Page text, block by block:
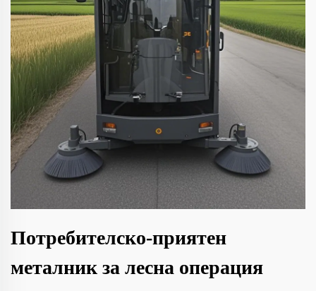
Потребителско-приятен
металник за лесна операция